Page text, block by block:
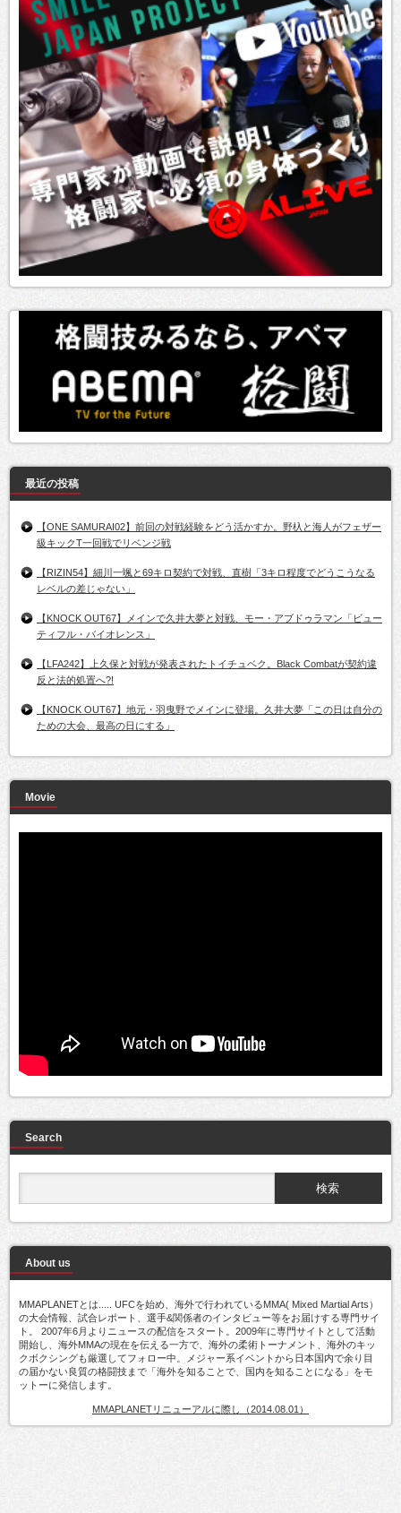
最近の投稿
【ONE SAMURAI02】前回の対戦経験をどう活かすか。野杁と海人がフェザー
級キックT一回戦でリベンジ戦
【RIZIN54】細川一颯と69キロ契約で対戦、直樹「3キロ程度でどうこうなる
レベルの差じゃない」
【KNOCK OUT67】メインで久井大夢と対戦、モー・アブドゥラマン「ビュー
ティフル・バイオレンス」
【LFA242】上久保と対戦が発表されたトイチュベク。Black Combatが契約違
反と法的処置へ?!
【KNOCK OUT67】地元・羽曳野でメインに登場。久井大夢「この日は自分の
ための大会、最高の日にする」
Movie
Search
About us
MMAPLANETとは..... UFCを始め、海外で行われているMMA( Mixed Martial Arts）
の大会情報、試合レポート、選手&関係者のインタビュー等をお届けする専門サイ
ト。 2007年6月よりニュースの配信をスタート。2009年に専門サイトとして活動
開始し、海外MMAの現在を伝える一方で、海外の柔術トーナメント、海外のキッ
クボクシングも厳選してフォロー中。メジャー系イベントから日本国内で余り目
の届かない良質の格闘技まで「海外を知ることで、国内を知ることになる」をモ
ットーに発信します。
MMAPLANETリニューアルに際し（2014.08.01）